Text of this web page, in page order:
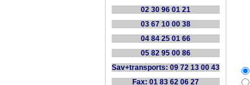
02 30 96 01 21
03 67 10 00 38
04 84 25 01 66
05 82 95 00 86
Sav+transports: 09 72 13 00 43
Fax: 01 83 62 06 27